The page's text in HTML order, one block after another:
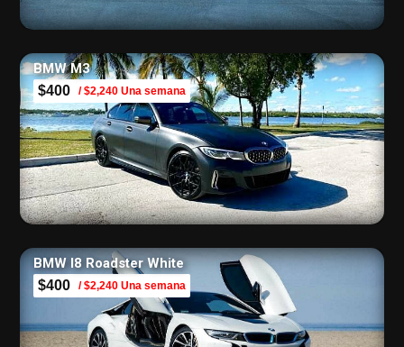
BMW M3
$400 / $2,240 Una semana
BMW I8 Roadster White
$400 / $2,240 Una semana